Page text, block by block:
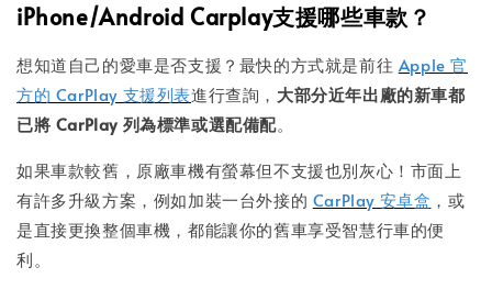
iPhone/Android Carplay支援哪些車款？
想知道自己的愛車是否支援？最快的方式就是前往 Apple 官
方的 CarPlay 支援列表進行查詢， 大部分近年出廠的新車都
已將 CarPlay 列為標準或選配備配。
如果車款較舊，原廠車機有螢幕但不支援也別灰心！市面上
有許多升級方案，例如加裝一台外接的 CarPlay 安卓盒 ，或
是直接更換整個車機，都能讓你的舊車享受智慧行車的便
利。